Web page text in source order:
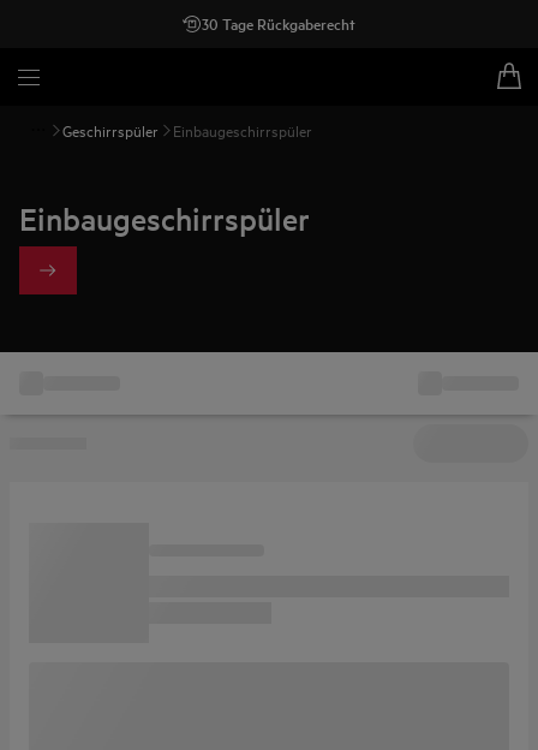
30 Tage Rückgaberecht
Geschirrspüler Einbaugeschirrspüler
Einbaugeschirrspüler